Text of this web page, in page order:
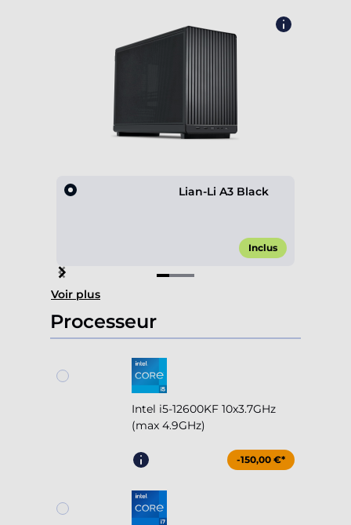
Lian-Li A3 Black
Inclus
Item
1
of
3
Voir plus
Processeur
Intel i5-12600KF 10x3.7GHz
(max 4.9GHz)
-150,00 €*